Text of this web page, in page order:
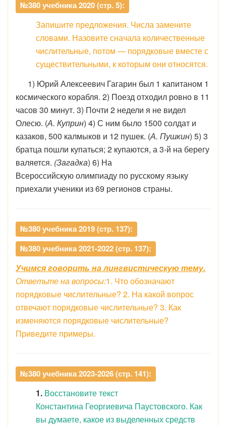
№380 учебника 2020 (стр. 5):
Запишите предложения. Числа замените
словами. Назовите сначала количественные
числительные, потом — порядковые вместе с
существительными, к которым они относятся.
1) Юрий Алексеевич Гагарин был 1 капитаном 1
космического корабля. 2) Поезд отходил ровно в 11
часов 30 минут. 3) Почти 2 недели я не видел
Олесю. (А. Куприн) 4) С ним было 1500 солдат и
казаков, 500 калмыков и 12 пушек. (А. Пушкин) 5) 3
братца пошли купаться; 2 купаются, а 3-й на берегу
валяется. (Загадка) 6) На
Всероссийскую олимпиаду по русскому языку
приехали ученики из 69 регионов страны.
№380 учебника 2019 (стр. 137):
№380 учебника 2021-2022 (стр. 137):
Учимся говорить на лингвистическую тему.
Ответьте на вопросы:1. Что обозначают
порядковые числительные? 2. На какой вопрос
отвечают порядковые числительные? 3. Как
изменяются порядковые числительные?
Приведите примеры.
№380 учебника 2023-2026 (стр. 141):
1. Восстановите текст
Константина Георгиевича Паустовского. Как
вы думаете, какое из выделенных средств